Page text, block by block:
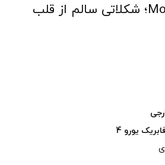
شکلات Mojo Cacao؛ شکلاتی سالم از قلب